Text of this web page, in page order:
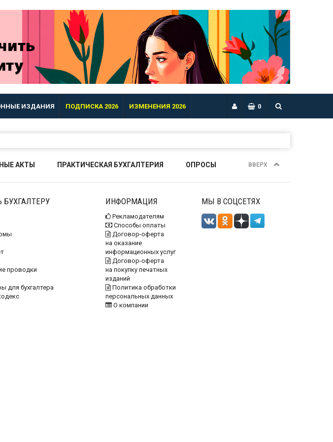
ИЗДАНИЯ ПОДПИСКА 2026 ИЗМЕНЕНИЯ 2026 0
АКТЫ ПРАКТИЧЕСКАЯ БУХГАЛТЕРИЯ ОПРОСЫ ВВЕРХ
проводки
для бухгалтера
ИНФОРМАЦИЯ
Рекламодателям
Способы оплаты
Договор-оферта
на оказание
информационных услуг
Договор-оферта
на покупку печатных
изданий
Политика обработки
персональных данных
О компании
МЫ В СОЦСЕТЯХ